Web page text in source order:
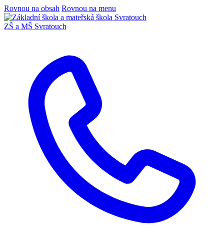
Rovnou na obsah Rovnou na menu
ZŠ a MŠ Svratouch